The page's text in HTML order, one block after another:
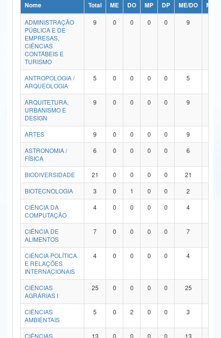
Ministério da Ciência, Tecnologia, Inovações e Comunicações
Ministério do Meio Ambiente
Ministério do Turismo
Ministério do Desenvolvimento Regional
Controladoria-Geral da União
Ministério da Mulher, da Família e dos Direitos Humanos
Secretaria de Governo
Advocacia-Geral da União
Banco Central do Brasil
Nome Total ME DO MP DP ME/DO
MP/
ADMINISTRAÇÃO
PÚBLICA E DE
EMPRESAS,
CIÊNCIAS
CONTÁBEIS E
TURISMO
9 0 0 0 0 9
ANTROPOLOGIA /
ARQUEOLOGIA
5 0 0 0 0 5
ARQUITETURA,
URBANISMO E
DESIGN
9 0 0 0 0 9
ARTES 9 0 0 0 0 9
ASTRONOMIA /
FÍSICA
6 0 0 0 0 6
BIODIVERSIDADE 21 0 0 0 0 21
BIOTECNOLOGIA
3 0 1 0 0 2
CIÊNCIA DA
COMPUTAÇÃO
4 0 0 0 0 4
CIÊNCIA DE
ALIMENTOS
7 0 0 0 0 7
CIÊNCIA POLÍTICA
E RELAÇÕES
INTERNACIONAIS
4 0 0 0 0 4
CIÊNCIAS
AGRÁRIAS I
25 0 0 0 0 25
CIÊNCIAS
AMBIENTAIS
5 0 2 0 0 3
CIÊNCIAS
13 0 0 0 0 13